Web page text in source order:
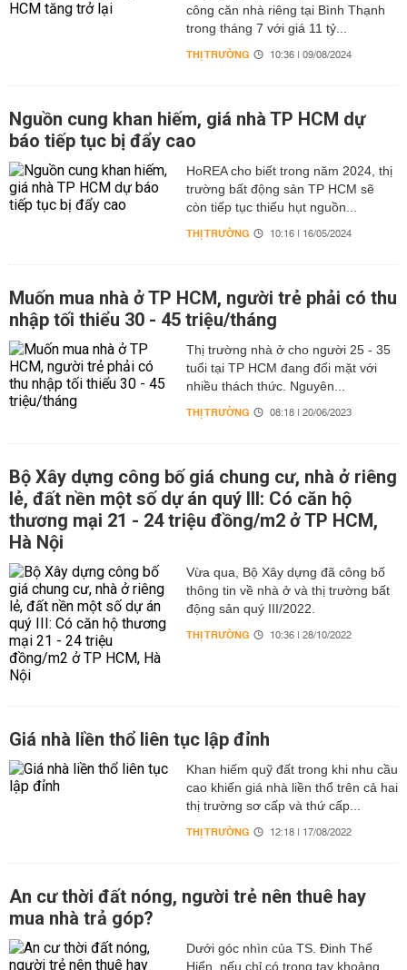
công căn nhà riêng tại Bình Thạnh
trong tháng 7 với giá 11 tỷ...
THỊ TRƯỜNG 10:36 | 09/08/2024
Nguồn cung khan hiếm, giá nhà TP HCM dự
báo tiếp tục bị đẩy cao
HoREA cho biết trong năm 2024, thị
trường bất động sản TP HCM sẽ
còn tiếp tục thiếu hụt nguồn...
THỊ TRƯỜNG 10:16 | 16/05/2024
Muốn mua nhà ở TP HCM, người trẻ phải có thu
nhập tối thiểu 30 - 45 triệu/tháng
Thị trường nhà ở cho người 25 - 35
tuổi tại TP HCM đang đối mặt với
nhiều thách thức. Nguyên...
THỊ TRƯỜNG 08:18 | 20/06/2023
Bộ Xây dựng công bố giá chung cư, nhà ở riêng
lẻ, đất nền một số dự án quý III: Có căn hộ
thương mại 21 - 24 triệu đồng/m2 ở TP HCM,
Hà Nội
Vừa qua, Bộ Xây dựng đã công bố
thông tin về nhà ở và thị trường bất
động sản quý III/2022.
THỊ TRƯỜNG 10:36 | 28/10/2022
Giá nhà liền thổ liên tục lập đỉnh
Khan hiếm quỹ đất trong khi nhu cầu
cao khiến giá nhà liền thổ trên cả hai
thị trường sơ cấp và thứ cấp...
THỊ TRƯỜNG 12:18 | 17/08/2022
An cư thời đất nóng, người trẻ nên thuê hay
mua nhà trả góp?
Dưới góc nhìn của TS. Đinh Thế
Hiển, nếu chỉ có trong tay khoảng